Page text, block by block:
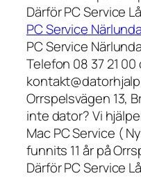
Därför PC Service
PC Service
PC Service
Telefon 08 37 21
Orrspelsvägen 13,
inte dator? Vi
Mac PC Service (
funnits 11 år på
Därför PC Service